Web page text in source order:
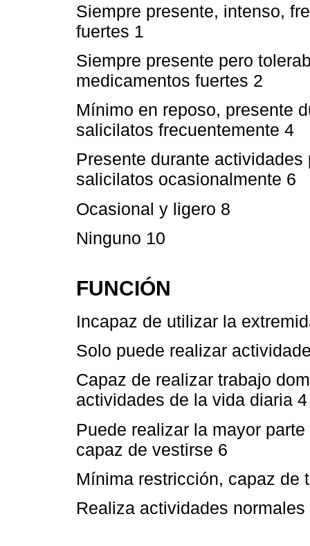
Siempre presente, intenso,
fuertes 1
Siempre presente pero
medicamentos fuertes 2
Mínimo en reposo, presente
salicilatos frecuentemente 4
Presente durante
salicilatos ocasionalmente 6
Ocasional y ligero 8
Ninguno 10
FUNCIÓN
Incapaz de utilizar la
Solo puede realizar
Capaz de realizar trabajo
actividades de la vida diaria 4
Puede realizar la mayor
capaz de vestirse 6
Mínima restricción, capaz de
Realiza actividades normales